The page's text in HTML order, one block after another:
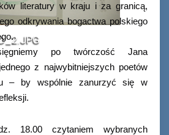
literatury w kraju i za granicą,
odkrywania bogactwa polskiego
po twórczość Jana
z najwybitniejszych poetów
– by wspólnie zanurzyć się w
18.00 czytaniem wybranych